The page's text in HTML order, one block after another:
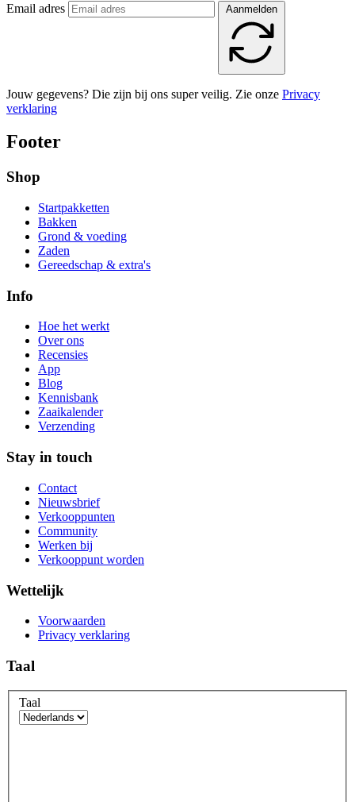
Email adres Aanmelden
Jouw gegevens? Die zijn bij ons super veilig. Zie onze Privacy
verklaring
Footer
Shop
Startpakketten
Bakken
Grond & voeding
Zaden
Gereedschap & extra's
Info
Hoe het werkt
Over ons
Recensies
App
Blog
Kennisbank
Zaaikalender
Verzending
Stay in touch
Contact
Nieuwsbrief
Verkooppunten
Community
Werken bij
Verkooppunt worden
Wettelijk
Voorwaarden
Privacy verklaring
Taal
Taal